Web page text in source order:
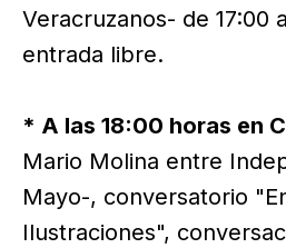
Veracruzanos- de 17:00
entrada libre.
* A las 18:00 horas en
Mario Molina entre
Mayo-, conversatorio
Ilustraciones",